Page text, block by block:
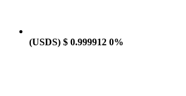
(USDS) $ 0.999912 0%